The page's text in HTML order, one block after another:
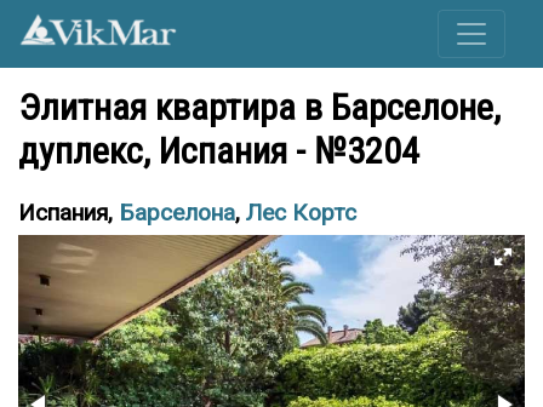
Элитная квартира в Барселоне,
дуплекс, Испания - №3204
Испания, Барселона, Лес Кортс